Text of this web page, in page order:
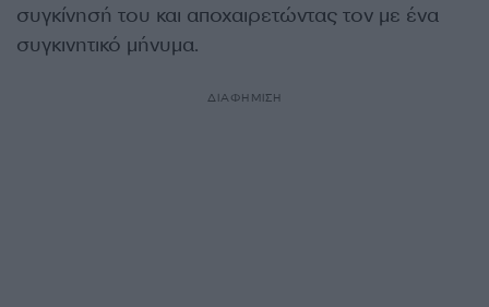
συγκίνησή του και αποχαιρετώντας τον με ένα
συγκινητικό μήνυμα.
ΔΙΑΦΗΜΙΣΗ